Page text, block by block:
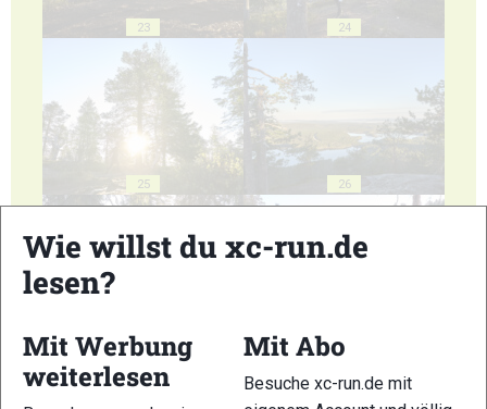
23 24
25 26
27 28
Wie willst du xc-run.de
lesen?
Mit Werbung
weiterlesen
Mit Abo
Besuche xc-run.de mit